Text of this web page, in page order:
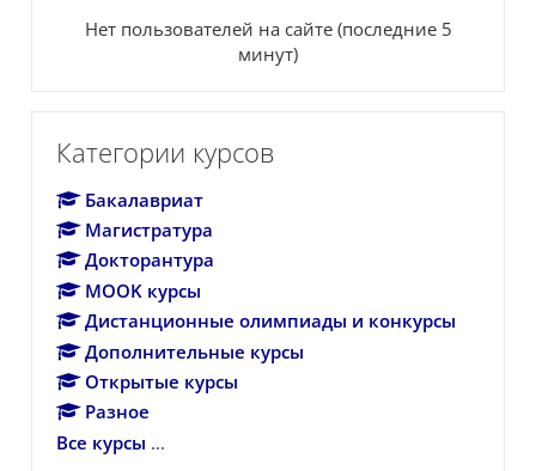
Нет пользователей на сайте (последние 5
минут)
Категории курсов
Бакалавриат
Магистратура
Докторантура
MOOK курсы
Дистанционные олимпиады и конкурсы
Дополнительные курсы
Открытые курсы
Разное
Все курсы ...